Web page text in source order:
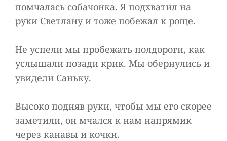
помчалась собачонка. Я подхватил на
руки Светлану и тоже побежал к роще.
Не успели мы пробежать полдороги, как
услышали позади крик. Мы обернулись и
увидели Саньку.
Высоко подняв руки, чтобы мы его скорее
заметили, он мчался к нам напрямик
через канавы и кочки.